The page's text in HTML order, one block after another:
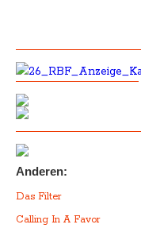
Anderen:
Das Filter
Calling In A Favor